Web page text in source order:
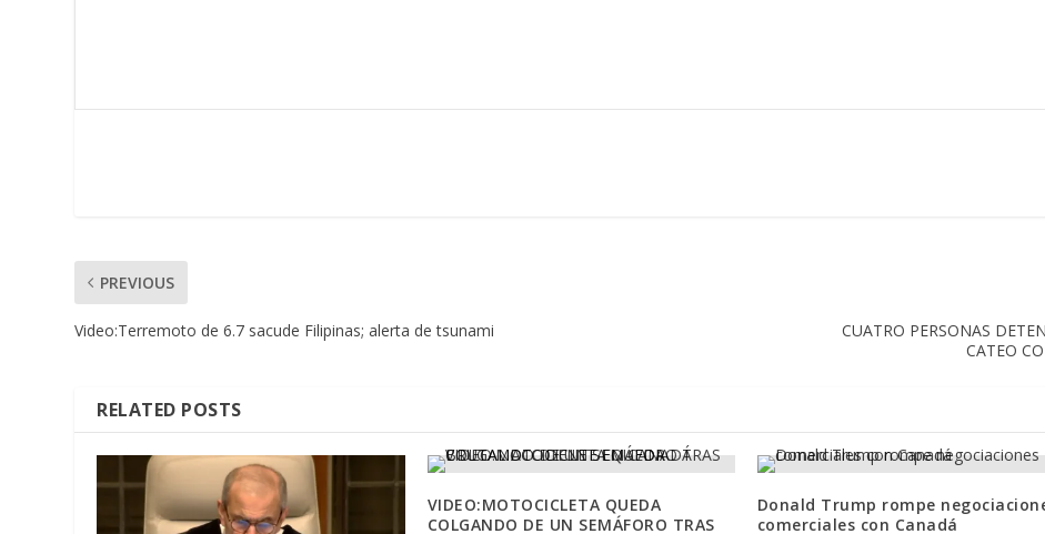
PREVIOUS
Video:Terremoto de 6.7 sacude Filipinas; alerta de tsunami
CUATRO PERSONAS
CATEO
RELATED POSTS
VIDEO:MOTOCICLETA QUEDA
COLGANDO DE UN SEMÁFORO TRAS
Donald Trump rompe
comerciales con Canadá